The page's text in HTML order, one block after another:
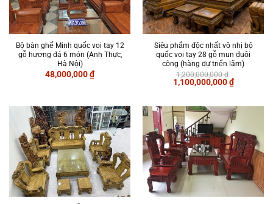
Bộ bàn ghế Minh quốc voi tay 12
gỗ hương đá 6 món (Anh Thực,
Hà Nội)
48,000,000₫
Siêu phẩm độc nhất vô nhị bộ
quốc voi tay 28 gỗ mun đuôi
công (hàng dự triển lãm)
1,200,000,000₫
Giá
gốc
1,200,000,000 ₫.
1,100,000,000₫Giá
hiện
là: